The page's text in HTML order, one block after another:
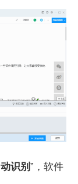
识别”，软件